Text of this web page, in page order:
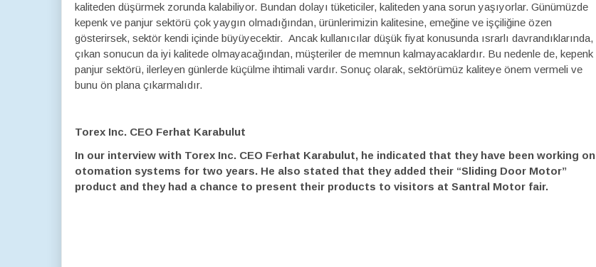
kaliteden düşürmek zorunda kalabiliyor. Bundan dolayı tüketiciler, kaliteden yana sorun yaşıyorlar. Günümüzde
kepenk ve panjur sektörü çok yaygın olmadığından, ürünlerimizin kalitesine, emeğine ve işçiliğine özen
gösterirsek, sektör kendi içinde büyüyecektir. Ancak kullanıcılar düşük fiyat konusunda ısrarlı davrandıklarında,
çıkan sonucun da iyi kalitede olmayacağından, müşteriler de memnun kalmayacaklardır. Bu nedenle de, kepenk
panjur sektörü, ilerleyen günlerde küçülme ihtimali vardır. Sonuç olarak, sektörümüz kaliteye önem vermeli ve
bunu ön plana çıkarmalıdır.
Torex Inc. CEO Ferhat Karabulut
In our interview with Torex Inc. CEO Ferhat Karabulut, he indicated that they have been working on
otomation systems for two years. He also stated that they added their “Sliding Door Motor”
product and they had a chance to present their products to visitors at Santral Motor fair.